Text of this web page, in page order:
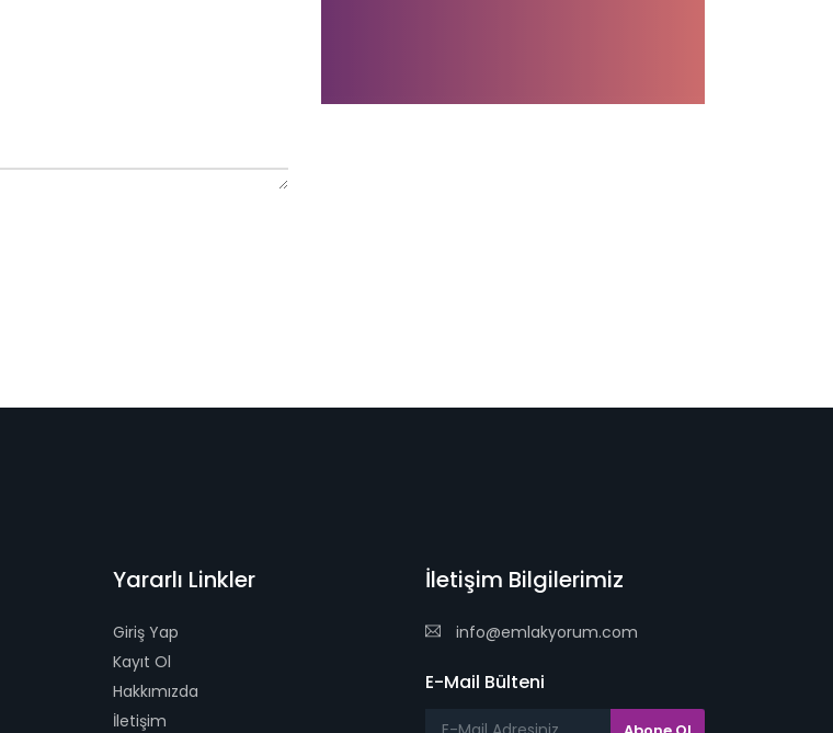
Yararlı Linkler
Giriş Yap
Kayıt Ol
Hakkımızda
İletişim
İletişim Bilgilerimiz
info@emlakyorum.com
E-Mail Bülteni